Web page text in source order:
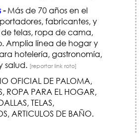
-Más de 70 años en el
fabricantes, y
de telas, ropa de cama,
Amplia línea de hogar y
hotelería, gastronomía,
salud. [reportar link roto]
OFICIAL DE PALOMA,
ROPA PARA EL HOGAR,
TELAS,
ARTICULOS DE BAÑO.